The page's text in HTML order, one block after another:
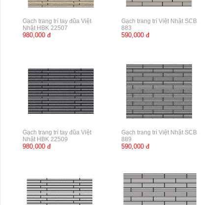
Gạch trang trí tay đũa Việt
Nhật HBK 22507
980,000 đ
Gạch trang trí Việt Nhật SCB
883
590,000 đ
Gạch trang trí tay đũa Việt
Nhật HBK 22509
980,000 đ
Gạch trang trí Việt Nhật SCB
889
590,000 đ